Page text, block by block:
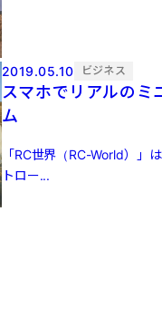
2019.05.10 ビジネス
スマホでリアルの
ム
「RC世界（RC-World）」
トロー...